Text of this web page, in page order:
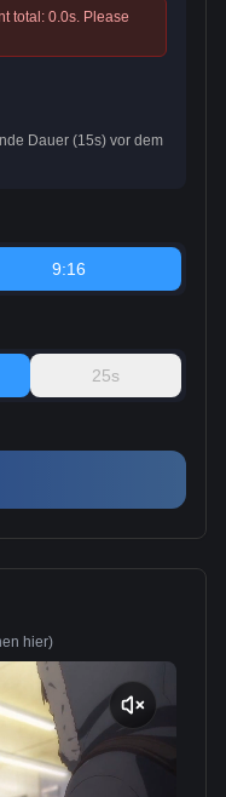
total: 0.0s. Please
Dauer (15s) vor dem
9:16
25s
hier)